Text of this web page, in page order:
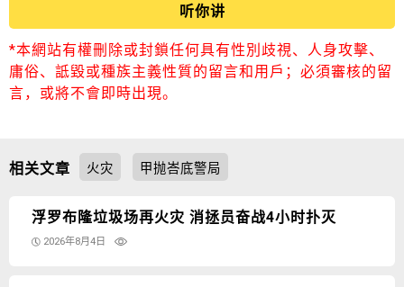
听你讲
*本網站有權刪除或封鎖任何具有性別歧視、人身攻擊、
庸俗、詆毀或種族主義性質的留言和用戶；必須審核的留
言，或將不會即時出現。
相关文章 火灾 甲抛峇底警局
浮罗布隆垃圾场再火灾 消拯员奋战4小时扑灭
2026年8月4日